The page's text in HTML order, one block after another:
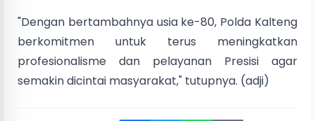
"Dengan bertambahnya usia ke-80, Polda Kalteng
berkomitmen untuk terus meningkatkan
profesionalisme dan pelayanan Presisi agar
semakin dicintai masyarakat," tutupnya. (adji)